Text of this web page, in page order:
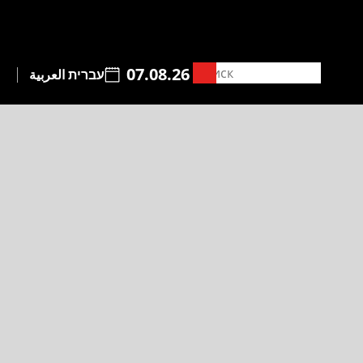
07.08.26 עבריתالعربية